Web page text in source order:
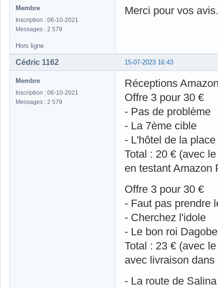
Membre
Inscription : 06-10-2021
Messages : 2 579
Merci pour vos avis.
Hors ligne
15-07-2023 16:43
Cédric 1162
Membre
Inscription : 06-10-2021
Messages : 2 579
Réceptions
Offre 3 pour 30 €
- Pas de problème
- La 7ème cible
- L'hôtel de la place
Total : 20 € (avec
en testant Amazon
Offre 3 pour 30 €
- Faut pas prendre
- Cherchez l'idole
- Le bon roi
Total : 23 € (avec
avec livraison
- La route de